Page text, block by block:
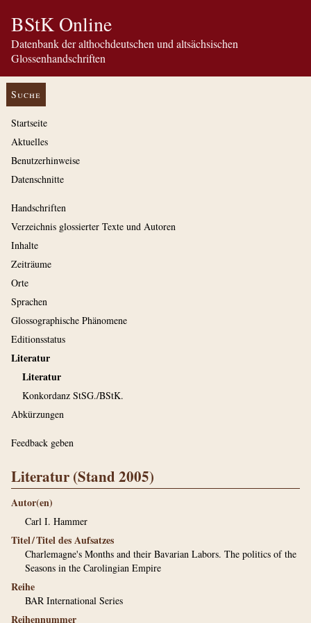
BStK Online
Datenbank der althochdeutschen und altsächsischen
Glossenhandschriften
Suche
Startseite
Aktuelles
Benutzerhinweise
Datenschnitte
Handschriften
Verzeichnis glossierter Texte und Autoren
Inhalte
Zeiträume
Orte
Sprachen
Glossographische Phänomene
Editionsstatus
Literatur
Literatur
Konkordanz StSG./BStK.
Abkürzungen
Feedback geben
Literatur (Stand 2005)
Autor(en)
Carl I. Hammer
Titel / Titel des Aufsatzes
Charlemagne's Months and their Bavarian Labors. The politics of the
Seasons in the Carolingian Empire
Reihe
BAR International Series
Reihennummer